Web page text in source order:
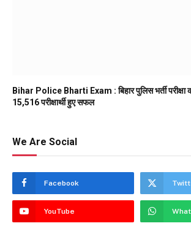
Bihar Police Bharti Exam : बिहार पुलिस भर्ती परीक्षा
15,516 परीक्षार्थी हुए सफल
We Are Social
Facebook
YouTube